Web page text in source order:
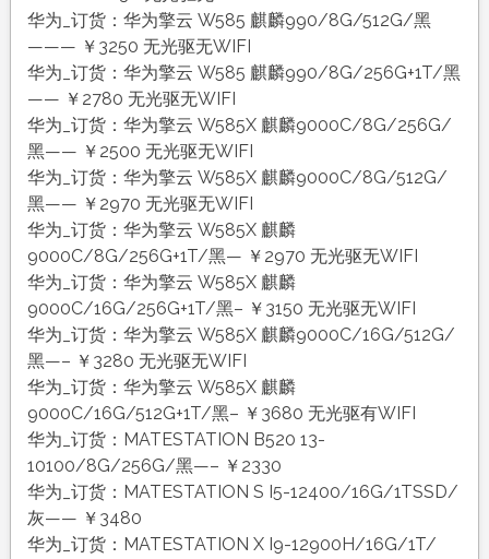
华为_订货：华为擎云 W585 麒麟990/8G/512G/黑
——— ￥3250 无光驱无WIFI
华为_订货：华为擎云 W585 麒麟990/8G/256G+1T/黑
—— ￥2780 无光驱无WIFI
华为_订货：华为擎云 W585X 麒麟9000C/8G/256G/
黑—— ￥2500 无光驱无WIFI
华为_订货：华为擎云 W585X 麒麟9000C/8G/512G/
黑—— ￥2970 无光驱无WIFI
华为_订货：华为擎云 W585X 麒麟
9000C/8G/256G+1T/黑— ￥2970 无光驱无WIFI
华为_订货：华为擎云 W585X 麒麟
9000C/16G/256G+1T/黑– ￥3150 无光驱无WIFI
华为_订货：华为擎云 W585X 麒麟9000C/16G/512G/
黑—– ￥3280 无光驱无WIFI
华为_订货：华为擎云 W585X 麒麟
9000C/16G/512G+1T/黑– ￥3680 无光驱有WIFI
华为_订货：MATESTATION B520 13-
10100/8G/256G/黑—– ￥2330
华为_订货：MATESTATION S I5-12400/16G/1TSSD/
灰—— ￥3480
华为_订货：MATESTATION X I9-12900H/16G/1T/